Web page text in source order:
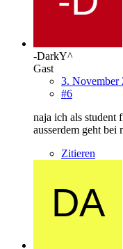
-DarkY^
Gast
3. November
#6
naja ich als student
ausserdem geht
Zitieren